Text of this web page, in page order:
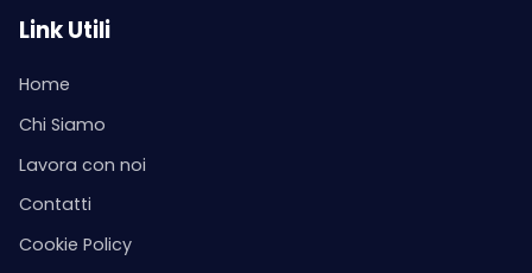
Link Utili
Home
Chi Siamo
Lavora con noi
Contatti
Cookie Policy